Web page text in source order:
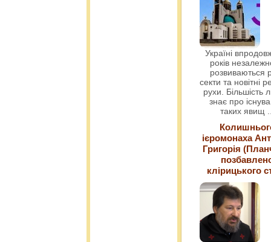
Україні
років
розвиваються
секти та новітні
рухи. Більшість
знає про
таких явищ
ієромонаха
Григорія
клірицького